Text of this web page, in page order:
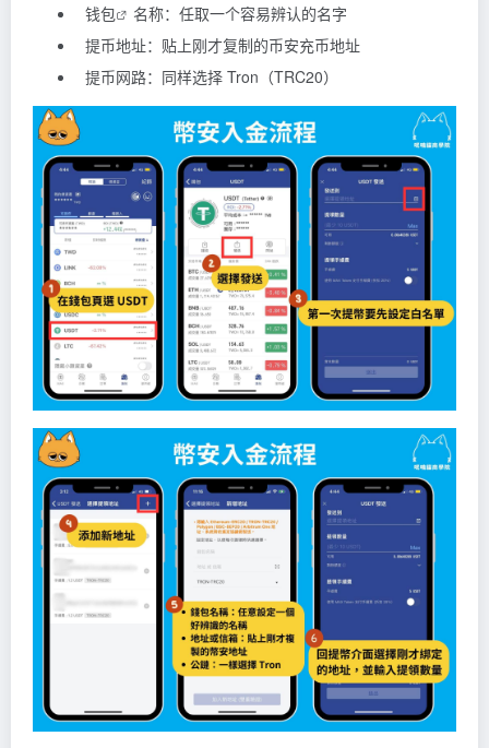
钱包
名称：任取一个容易辨认的名字
提币地址：贴上刚才复制的币安充币地址
提币网路：同样选择 Tron（TRC20）